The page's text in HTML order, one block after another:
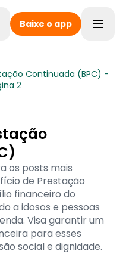
Baixe o app
Continuada (BPC) -
2
os posts mais
de Prestação
financeiro do
a idosos e pessoas
Visa garantir um
para esses
social e dignidade.